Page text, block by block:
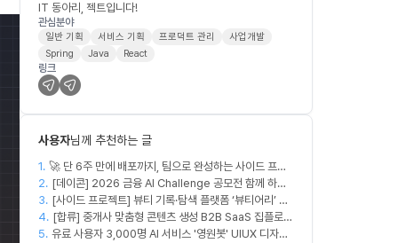
IT 동아리, 젝트입니다!
관심분야
일반 기획 서비스 기획 프로덕트 관리
사업개발
Spring
Java React
링크
사용자님께 추천하는 글
1. 🚀 단 6주 만에 배포까지, 팀으로 완성하는 사이드 프로
젝트 [스위프 웹 15기] 🚀
2. [데이콘] 2026 금융 AI Challenge 공모전 함께 하실
프론트엔드, 백엔드, 디자이너 구합니다!
3. [사이드 프로젝트] 뷰티 기록·탐색 플랫폼 ‘뷰티어리’ 디
자이너·프론트엔드·백엔드 팀원을 모집합니다
4. [합류] 중개사 맞춤형 콘텐츠 생성 B2B SaaS 집플로우
과 함께 하실 멤버를 모집합니다!
5. 유료 사용자 3,000명 AI 서비스 '영원봇' UIUX 디자인